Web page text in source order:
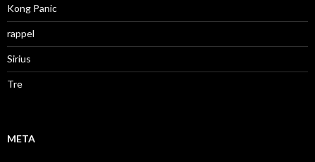
Kong Panic
rappel
Sirius
Tre
META